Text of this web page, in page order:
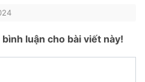
luận cho bài viết này!